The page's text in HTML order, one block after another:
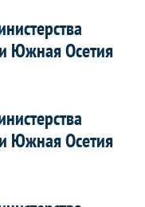
Южная Осетия
Южная Осетия